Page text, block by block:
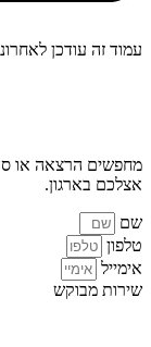
עמוד זה עודכן לאחרונה
מחפשים הרצאה או
אצלכם בארגון.
שם
טלפון
אימייל
שירות מבוקש